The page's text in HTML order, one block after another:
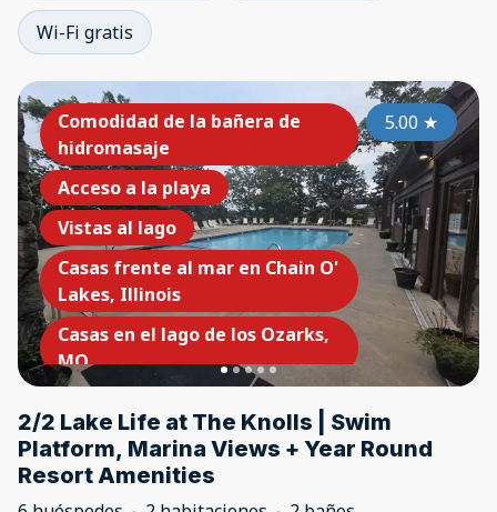
Wi-Fi gratis
Comodidad de la bañera de
hidromasaje
Acceso a la playa
Vistas al lago
Casas frente al mar en Chain O'
Lakes, Illinois
Casas en el lago de los Ozarks,
MO
5.00 ★
2/2 Lake Life at The Knolls | Swim
Platform, Marina Views + Year Round
Resort Amenities